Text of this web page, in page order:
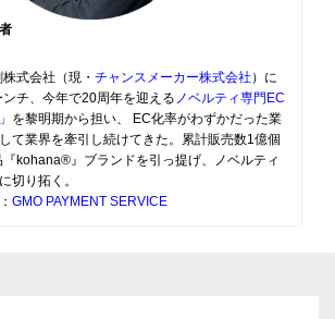
式会社（現・ チャンスメーカー株式会社 ）に
チ、今年で20周年を迎える ノベルティ専門EC
を黎明期から担い、 EC化率がわずかだった業
て業界を牽引し続けてきた。累計販売数1億個
kohana®』ブランドを引っ提げ、ノベルティ
切り拓く。
GMO PAYMENT SERVICE